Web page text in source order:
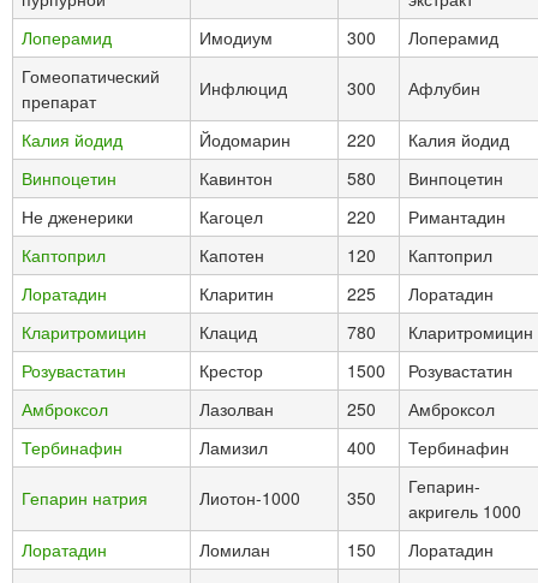
Лоперамид
Имодиум 300
Лоперамид
Гомеопатический
препарат
Инфлюцид 300 Афлубин
Калия йодид Йодомарин 220
Калия йодид
Винпоцетин
Кавинтон 580
Винпоцетин
Не дженерики
Кагоцел 220
Римантадин
Каптоприл
Капотен 120
Каптоприл
Лоратадин
Кларитин 225
Лоратадин
Кларитромицин
Клацид 780
Кларитромицин
Розувастатин
Крестор 1500
Розувастатин
Амброксол
Лазолван 250
Амброксол
Тербинафин
Ламизил 400 Тербинафин
Гепарин натрия Лиотон-1000 350
Гепарин-
акригель 1000
Лоратадин
Ломилан 150
Лоратадин